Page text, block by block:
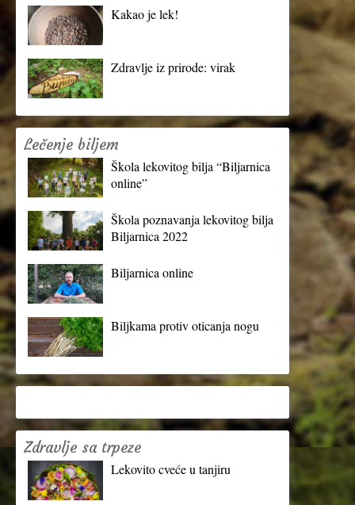
Kakao je lek!
Zdravlje iz prirode: virak
Lečenje biljem
Škola lekovitog bilja “Biljarnica
online”
Škola poznavanja lekovitog bilja
Biljarnica 2022
Biljarnica online
Biljkama protiv oticanja nogu
Zdravlje sa trpeze
Lekovito cveće u tanjiru